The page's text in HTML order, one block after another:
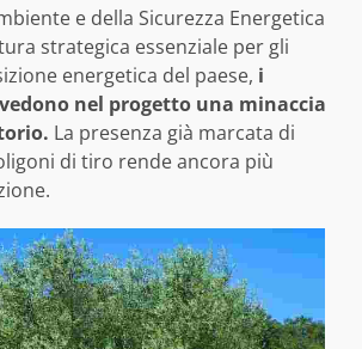
e della Sicurezza Energetica
strategica essenziale per gli
energetica del paese, i
nel progetto una minaccia
La presenza già marcata di
di tiro rende ancora più